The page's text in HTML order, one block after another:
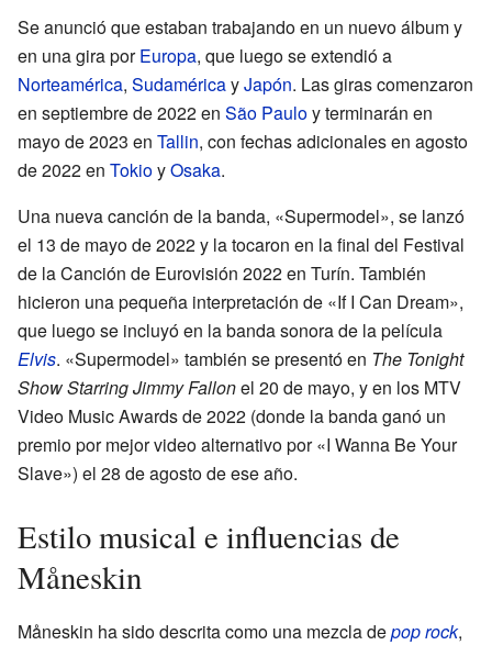
Se anunció que estaban trabajando en un nuevo álbum y
en una gira porEuropa, que luego se extendió a
Norteamérica, SudaméricayJapón. Las giras comenzaron
en septiembre de 2022 en São Pauloy terminarán en
mayo de 2023 en Tallin, con fechas adicionales en agosto
de 2022 en TokioyOsaka.
Una nueva canción de la banda, «Supermodel», se lanzó
el 13 de mayo de 2022 y la tocaron en la final del Festival
de la Canción de Eurovisión 2022 en Turín. También
hicieron una pequeña interpretación de «If I Can Dream»,
que luego se incluyó en la banda sonora de la película
Elvis. «Supermodel» también se presentó en The Tonight
Show Starring Jimmy Fallonel 20 de mayo, y en los MTV
Video Music Awards de 2022 (donde la banda ganó un
premio por mejor video alternativo por «I Wanna Be Your
Slave») el 28 de agosto de ese año.
Estilo musical e influencias de
Måneskin
Måneskin ha sido descrita como una mezcla depop rock,